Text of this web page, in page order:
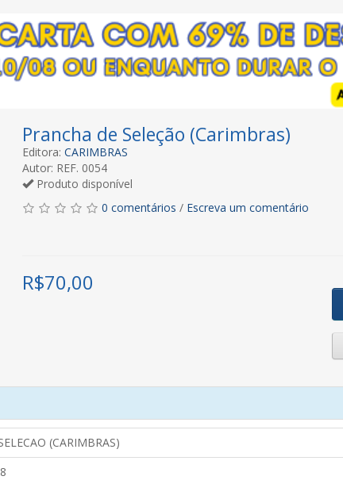
Prancha de Seleção (Carimbras)
Editora: CARIMBRAS
Autor: REF. 0054
Produto disponível
0 comentários / Escreva um comentário
R$70,00
(CARIMBRAS)